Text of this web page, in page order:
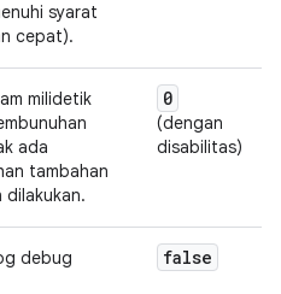
syarat
cepat).
milidetik
ada
tambahan
dilakukan.
0
(dengan
disabilitas)
debug false